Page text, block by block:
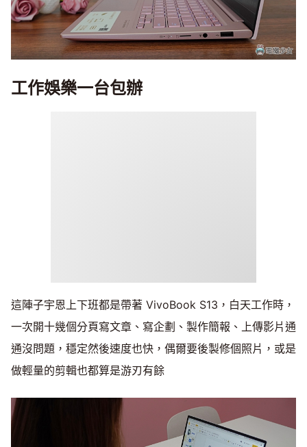
工作娛樂一台包辦
這陣子宇恩上下班都是帶著 VivoBook S13，白天工作時，
一次開十幾個分頁寫文章、寫企劃、製作簡報、上傳影片通
通沒問題，穩定然後速度也快，偶爾要後製修個照片，或是
做輕量的剪輯也都算是游刃有餘